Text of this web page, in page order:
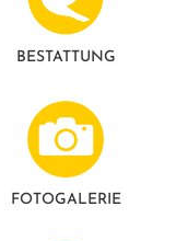
BESTATTUNG
FOTO­GALERIE